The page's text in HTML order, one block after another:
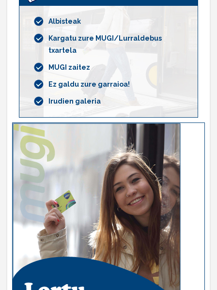
Albisteak
Kargatu zure MUGI/Lurraldebus
txartela
MUGI zaitez
Ez galdu zure garraioa!
Irudien galeria